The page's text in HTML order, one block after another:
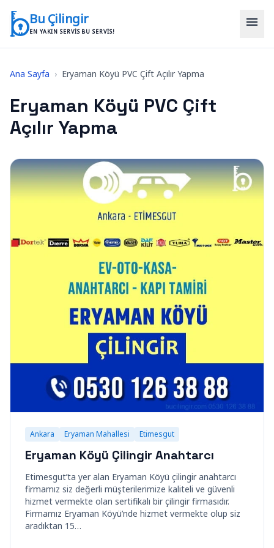
Bu Çilingir
EN YAKIN SERVIS BU SERVIS!
menu
Ana Sayfa › Eryaman Köyü PVC Çift Açılır Yapma
Eryaman Köyü PVC Çift
Açılır Yapma
Ankara Eryaman Mahallesi Etimesgut
Eryaman Köyü Çilingir Anahtarcı
Etimesgut’ta yer alan Eryaman Köyü çilingir anahtarcı
firmamız siz değerli müşterilerimize kaliteli ve güvenli
hizmet vermekte olan sertifikalı bir çilingir firmasıdır.
Firmamız Eryaman Köyü’nde hizmet vermekte olup siz
aradıktan 15…